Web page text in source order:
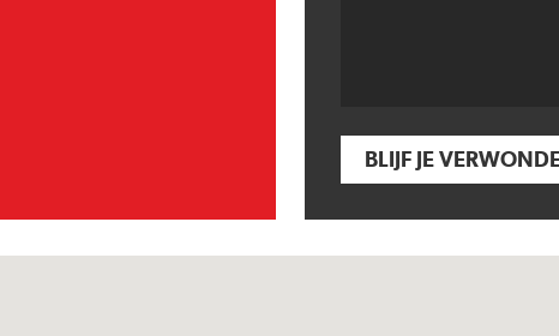
BLIJF JE